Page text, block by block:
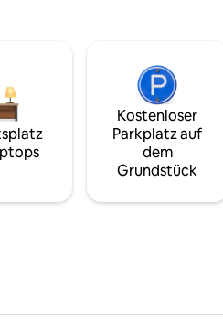
Kostenloser
Parkplatz auf
dem
Grundstück